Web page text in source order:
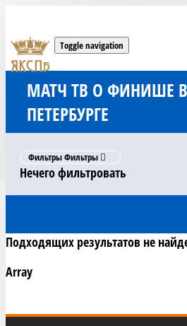
Toggle navigation
МАТЧ ТВ О ФИНИШЕ
ПЕТЕРБУРГЕ
ФильтрыФильтры
Нечего фильтровать
Подходящих результатов не
Array